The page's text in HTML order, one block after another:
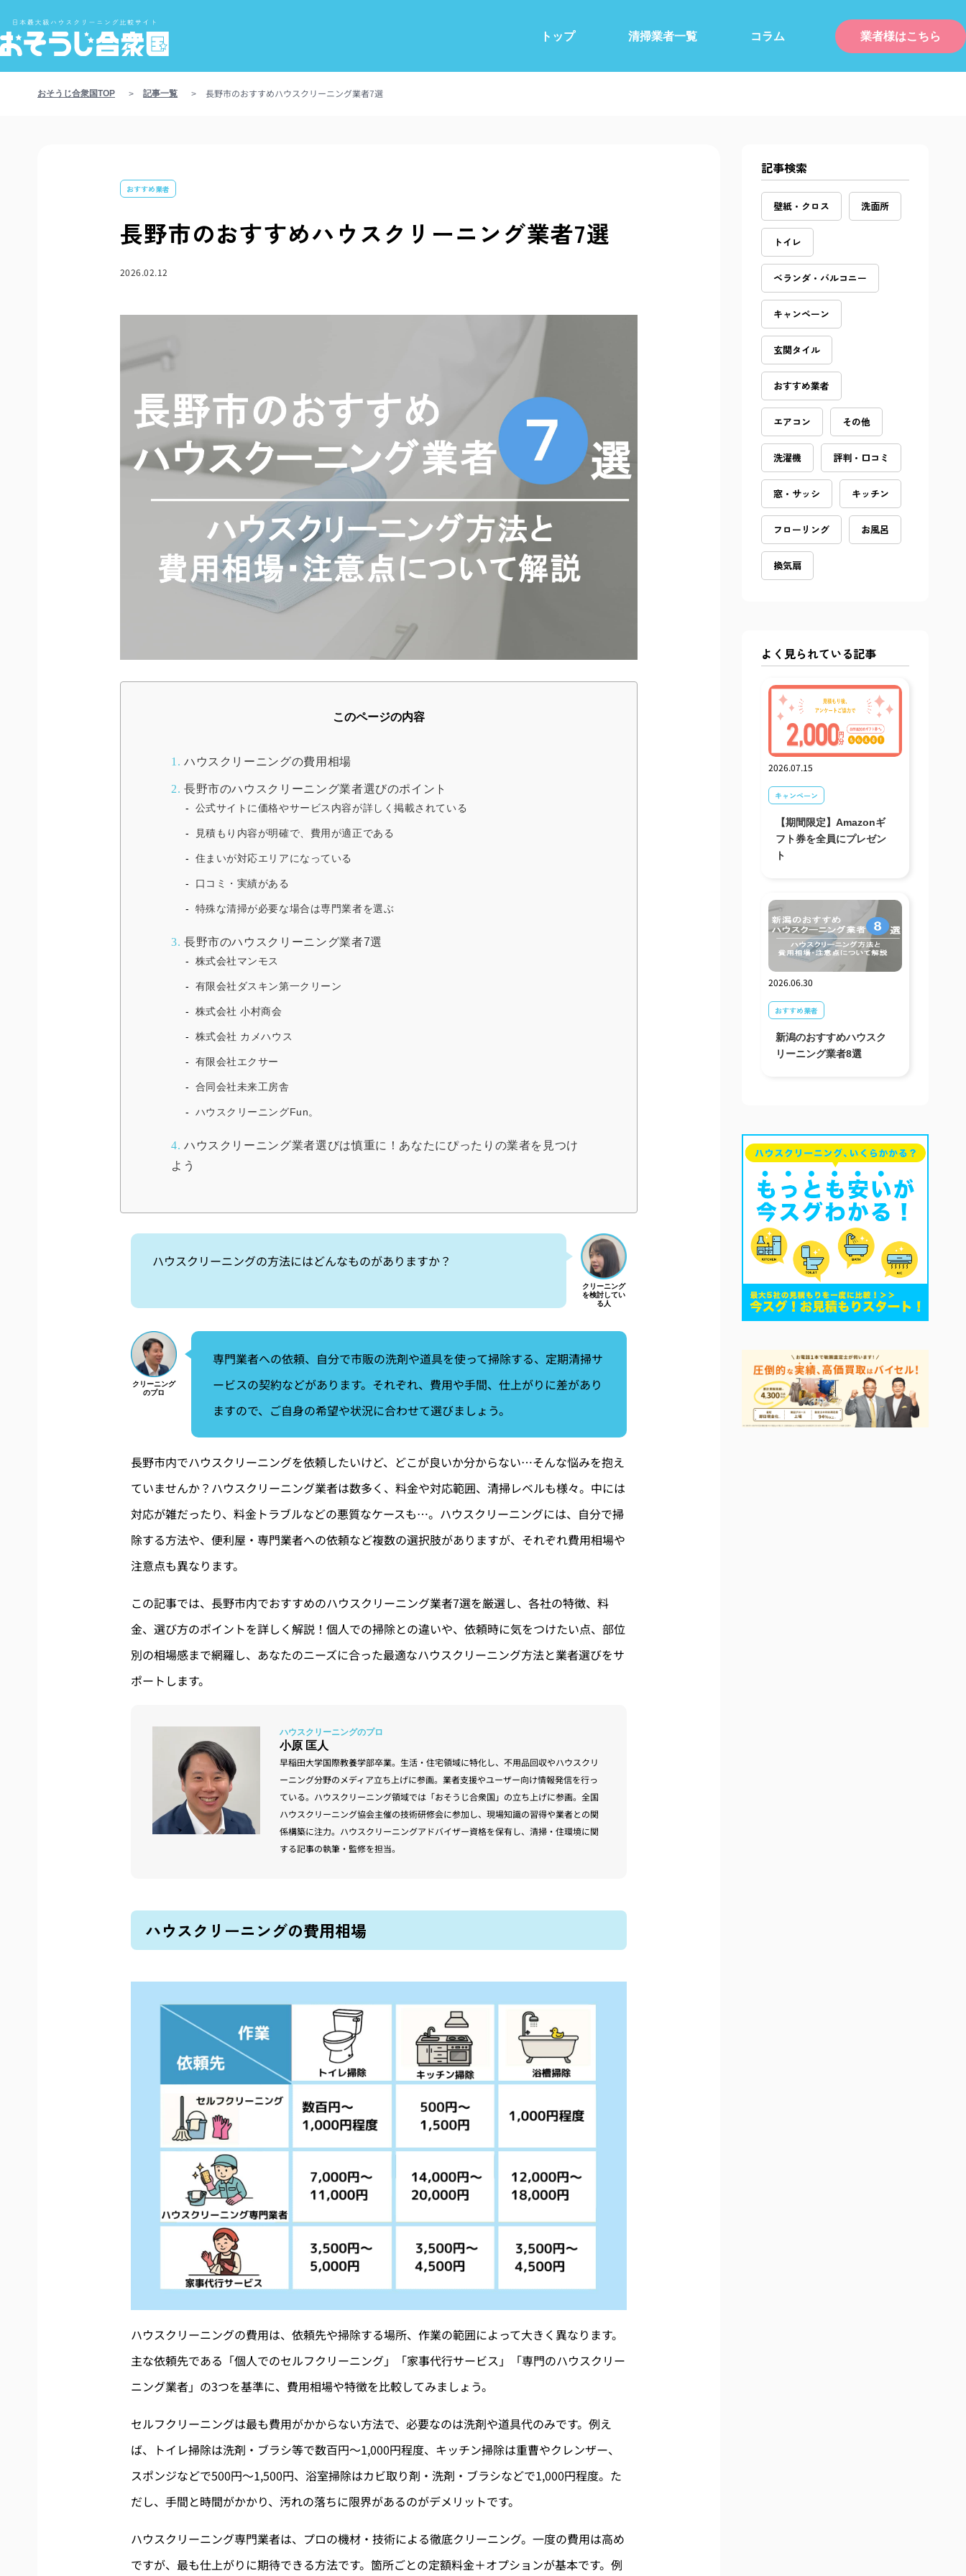
トップ 清掃業者一覧 コラム 業者様はこちら
おそうじ合衆国TOP > 記事一覧 > 長野市のおすすめハウスクリーニング業者7選
おすすめ業者
長野市のおすすめハウスクリーニング業者7選
2026.02.12
このページの内容
1. ハウスクリーニングの費用相場
2. 長野市のハウスクリーニング業者選びのポイント
公式サイトに価格やサービス内容が詳しく掲載されている
見積もり内容が明確で、費用が適正である
住まいが対応エリアになっている
口コミ・実績がある
特殊な清掃が必要な場合は専門業者を選ぶ
3. 長野市のハウスクリーニング業者7選
株式会社マンモス
有限会社ダスキン第一クリーン
株式会社 小村商会
株式会社 カメハウス
有限会社エクサー
合同会社未来工房舎
ハウスクリーニングFun。
4. ハウスクリーニング業者選びは慎重に！あなたにぴったりの業者を見つけ
よう
ハウスクリーニングの方法にはどんなものがありますか？
専門業者への依頼、自分で市販の洗剤や道具を使って掃除する、定期清掃サ
ービスの契約などがあります。それぞれ、費用や手間、仕上がりに差があり
ますので、ご自身の希望や状況に合わせて選びましょう。
長野市内でハウスクリーニングを依頼したいけど、どこが良いか分からない…そんな悩みを抱え
ていませんか？ハウスクリーニング業者は数多く、料金や対応範囲、清掃レベルも様々。中には
対応が雑だったり、料金トラブルなどの悪質なケースも…。ハウスクリーニングには、自分で掃
除する方法や、便利屋・専門業者への依頼など複数の選択肢がありますが、それぞれ費用相場や
注意点も異なります。
この記事では、長野市内でおすすめのハウスクリーニング業者7選を厳選し、各社の特徴、料
金、選び方のポイントを詳しく解説！個人での掃除との違いや、依頼時に気をつけたい点、部位
別の相場感まで網羅し、あなたのニーズに合った最適なハウスクリーニング方法と業者選びをサ
ポートします。
小原 匡人
早稲田大学国際教養学部卒業。生活・住宅領域に特化し、不用品回収やハウスクリ
ーニング分野のメディア立ち上げに参画。業者支援やユーザー向け情報発信を行っ
ている。ハウスクリーニング領域では「おそうじ合衆国」の立ち上げに参画。全国
ハウスクリーニング協会主催の技術研修会に参加し、現場知識の習得や業者との関
係構築に注力。ハウスクリーニングアドバイザー資格を保有し、清掃・住環境に関
する記事の執筆・監修を担当。
ハウスクリーニングの費用相場
ハウスクリーニングの費用は、依頼先や掃除する場所、作業の範囲によって大きく異なります。
主な依頼先である「個人でのセルフクリーニング」「家事代行サービス」「専門のハウスクリー
ニング業者」の3つを基準に、費用相場や特徴を比較してみましょう。
セルフクリーニングは最も費用がかからない方法で、必要なのは洗剤や道具代のみです。例え
ば、トイレ掃除は洗剤・ブラシ等で数百円〜1,000円程度、キッチン掃除は重曹やクレンザー、
スポンジなどで500円〜1,500円、浴室掃除はカビ取り剤・洗剤・ブラシなどで1,000円程度。た
だし、手間と時間がかかり、汚れの落ちに限界があるのがデメリットです。
ハウスクリーニング専門業者は、プロの機材・技術による徹底クリーニング。一度の費用は高め
ですが、最も仕上がりに期待できる方法です。箇所ごとの定額料金＋オプションが基本です。例
記事検索
壁紙・クロス 洗面所
トイレ
ベランダ・バルコニー
キャンペーン
玄関タイル
おすすめ業者
エアコン その他
洗濯機 評判・口コミ
窓・サッシ キッチン
フローリング お風呂
換気扇
よく見られている記事
2026.07.15
キャンペーン
【期間限定】Amazonギ
フト券を全員にプレゼン
ト
2026.06.30
おすすめ業者
新潟のおすすめハウスク
リーニング業者8選